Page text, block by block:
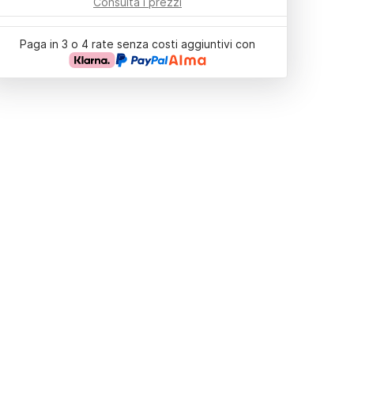
Paga in 3 o 4 rate senza costi aggiuntivi con